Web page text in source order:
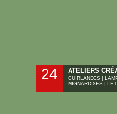
24 ATELIERS
GUIRLANDES |
MIGNARDISES |